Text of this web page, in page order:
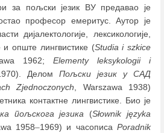
за пољски језик ВУ предавао је
професор емеритус. Аутор је
дијалектологије, лексикологије,
и опште лингвистике (Studia i szkice
1962; Elementy leksykologii i
Делом Пољски језик у САД
Zjednoczonych, Warszawa 1938)
контактне лингвистике. Био је
пољскога језика (Słownik języka
1958–1969) и часописаPoradnik